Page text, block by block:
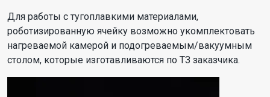
Для работы с тугоплавкими материалами,
роботизированную ячейку возможно укомплектовать
нагреваемой камерой и подогреваемым/вакуумным
столом, которые изготавливаются по ТЗ заказчика.